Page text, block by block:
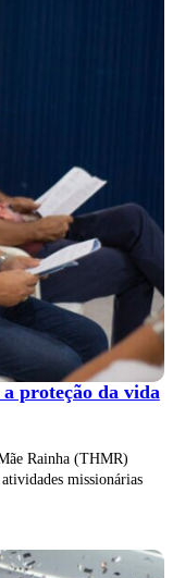
proteção da vida
Rainha (THMR)
missionárias